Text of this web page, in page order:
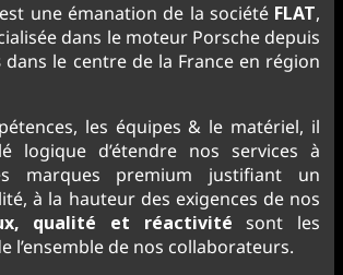
est une émanation de la société FLAT,
dans le moteur Porsche depuis
dans le centre de la France en région
les équipes & le matériel, il
logique d’étendre nos services à
marques premium justifiant un
à la hauteur des exigences de nos
qualité et réactivité sont les
l’ensemble de nos collaborateurs.